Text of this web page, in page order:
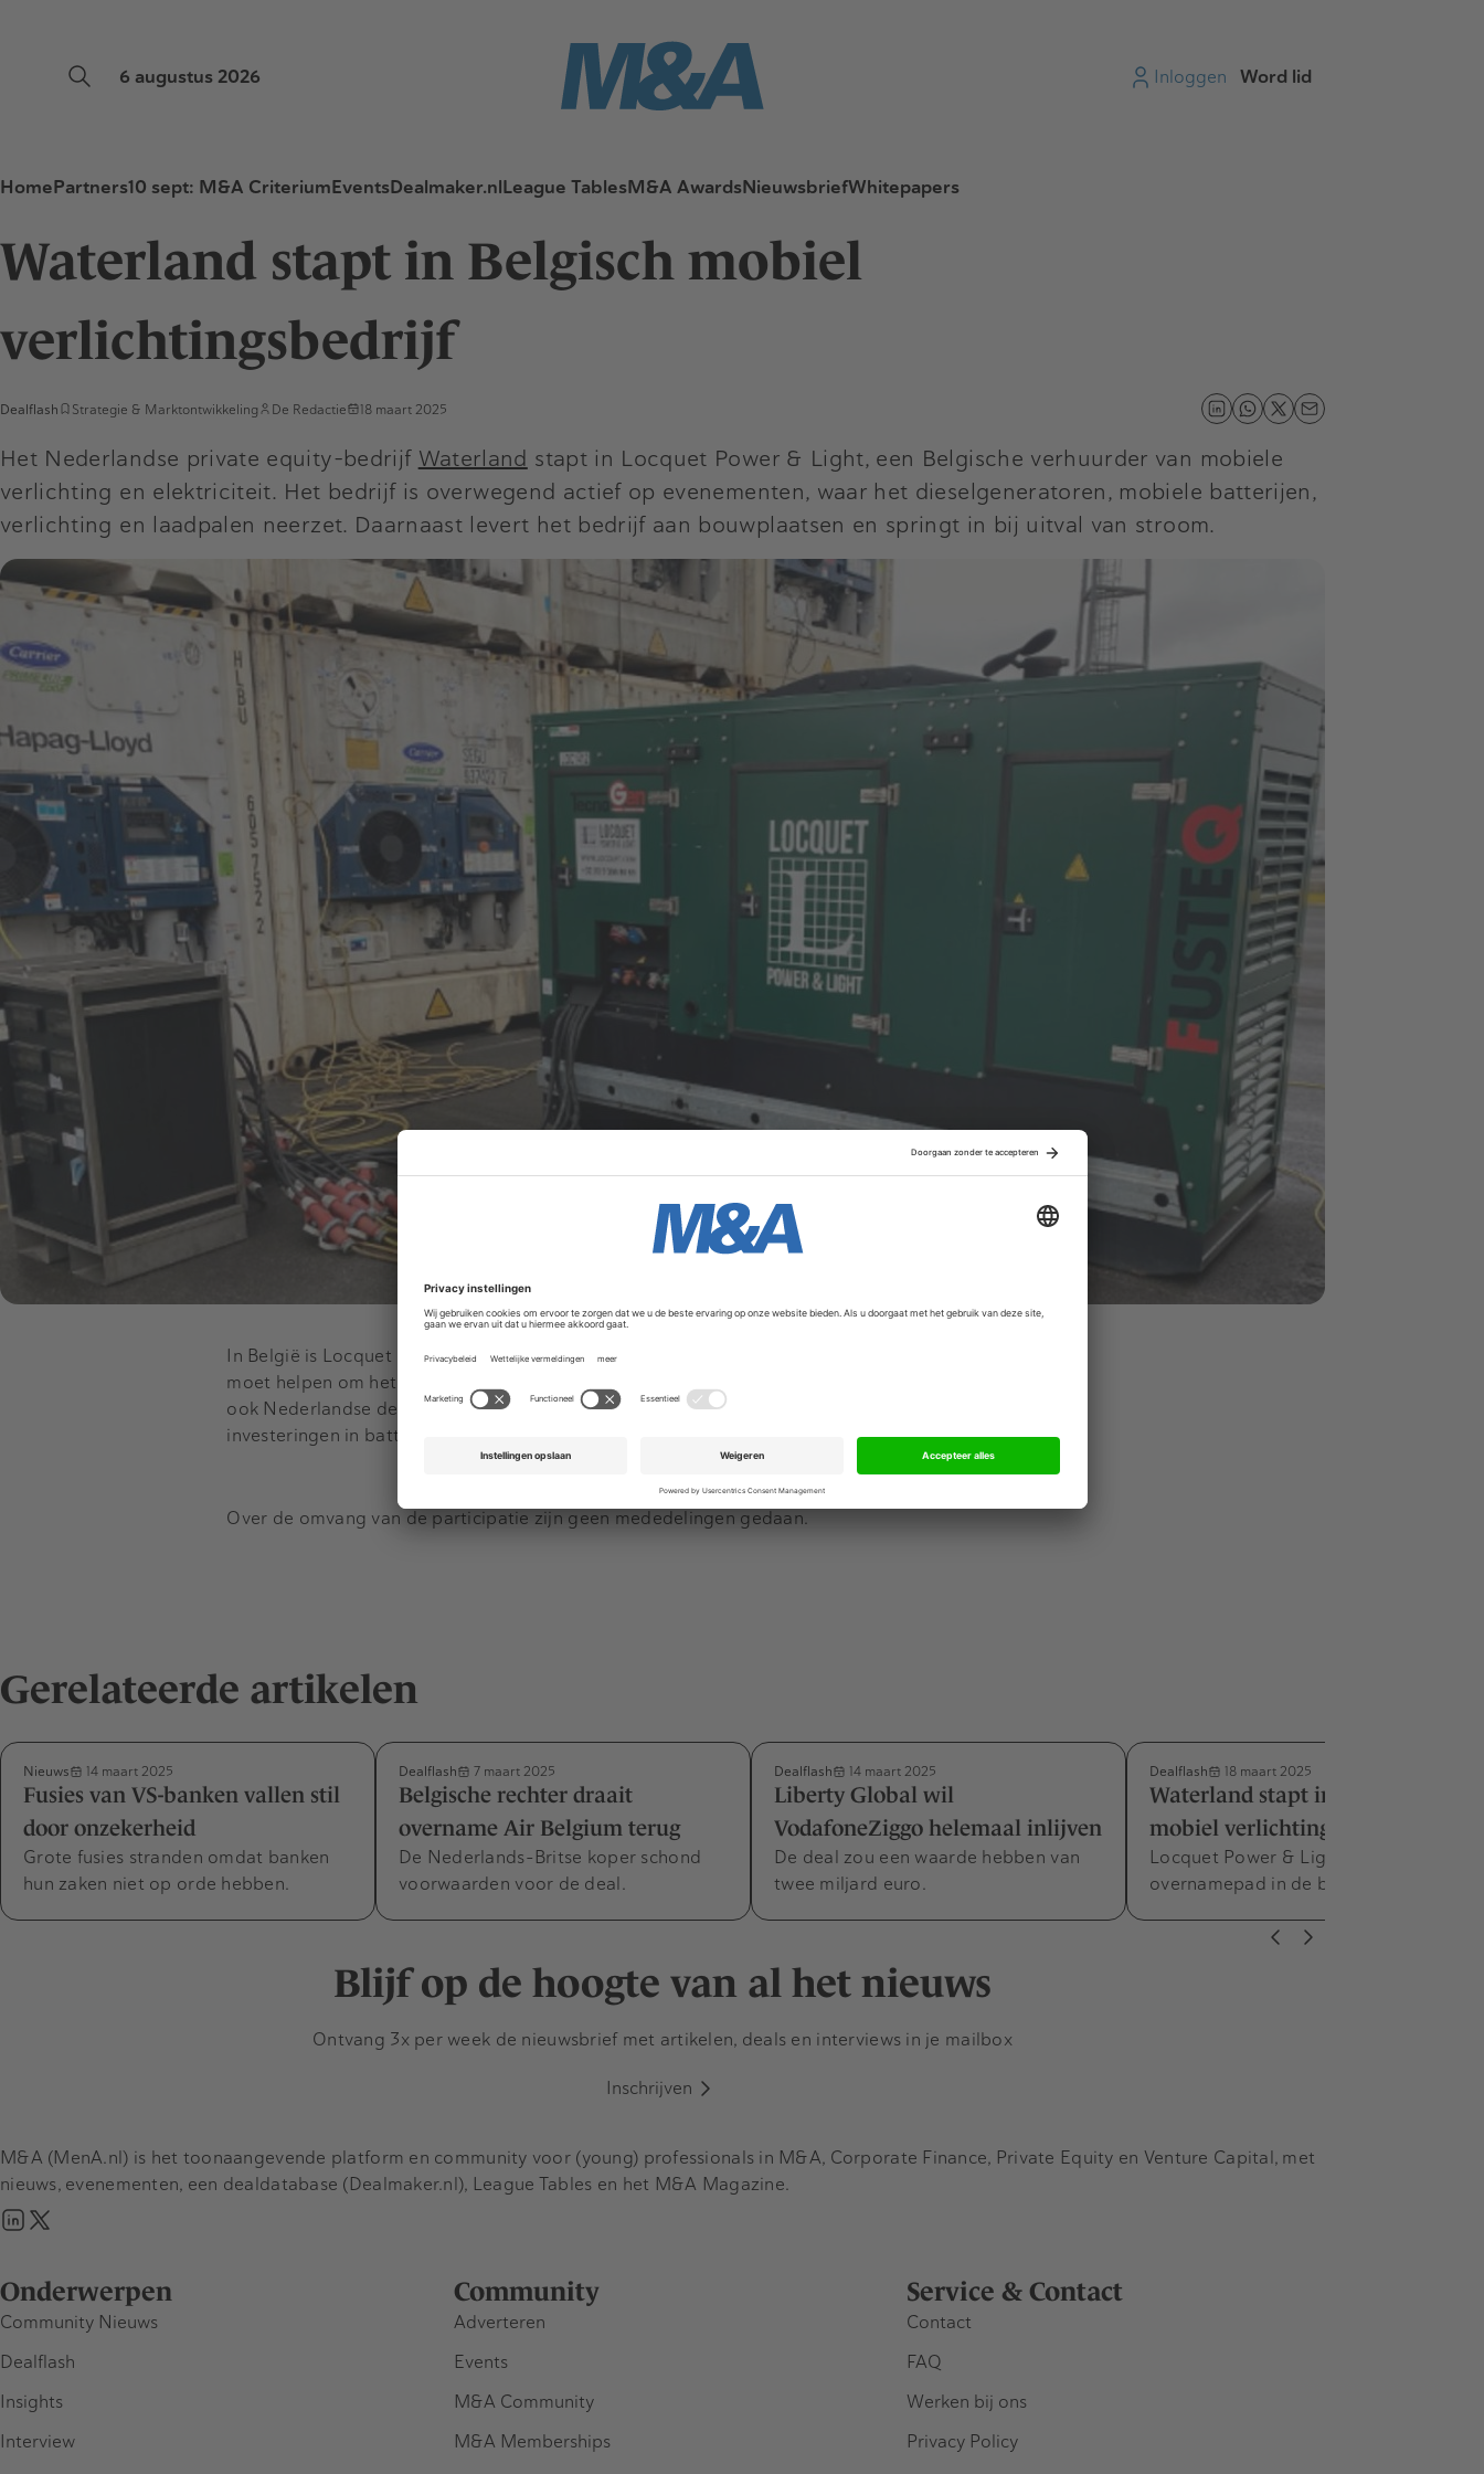
6 augustus 2026 Inloggen Word lid
HomePartners10 sept: M&A CriteriumEventsDealmaker.nlLeague TablesM&A AwardsNieuwsbriefWhitepapers
Waterland stapt in Belgisch mobiel
verlichtingsbedrijf
Dealflash Strategie & Marktontwikkeling De Redactie 18 maart 2025
Het Nederlandse private equity-bedrijf Waterland stapt in Locquet Power & Light, een Belgische verhuurder van mobiele
verlichting en elektriciteit. Het bedrijf is overwegend actief op evenementen, waar het dieselgeneratoren, mobiele batterijen,
verlichting en laadpalen neerzet. Daarnaast levert het bedrijf aan bouwplaatsen en springt in bij uitval van stroom.
In België is Locquet een nationale grootheid, goed voor bijna vijftien miljoen euro omzet. Waterland
moet helpen om het bedrijf internationaal te laten groeien via overnames in de buurlanden. Of daar
ook Nederlandse deals uit voortvloeien is nog niet bekend. Daarnaast helpt Waterland Loquet met
investeringen in batterijsystemen, mobiele zonnepanelen en waterstofgeneratoren.
Over de omvang van de participatie zijn geen mededelingen gedaan.
Gerelateerde artikelen
Nieuws 14 maart 2025
Fusies van VS-banken vallen stil
door onzekerheid
Grote fusies stranden omdat banken
hun zaken niet op orde hebben.
Dealflash 7 maart 2025
Belgische rechter draait
overname Air Belgium terug
De Nederlands-Britse koper schond
voorwaarden voor de deal.
Dealflash 14 maart 2025
Liberty Global wil
VodafoneZiggo helemaal inlijven
De deal zou een waarde hebben van
twee miljard euro.
Dealflash 18 maart 2025
Waterland stapt in Belgisch
mobiel verlichtingsbedrijf
Locquet Power & Light gaat op
overnamepad in de buurlanden.
Blijf op de hoogte van al het nieuws
Ontvang 3x per week de nieuwsbrief met artikelen, deals en interviews in je mailbox
Inschrijven
Onderwerpen
Community Nieuws
Dealflash
Insights
Interview
Community
Adverteren
Events
M&A Community
M&A Memberships
Service & Contact
Contact
FAQ
Werken bij ons
Privacy Policy
M&A (MenA.nl) is het toonaangevende platform en community voor (young) professionals in M&A, Corporate Finance, Private Equity en Venture Capital, met
nieuws, evenementen, een dealdatabase (Dealmaker.nl), League Tables en het M&A Magazine.